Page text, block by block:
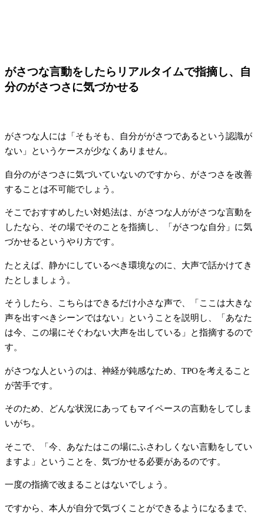
がさつな言動をしたらリアルタイムで指摘し、自
分のがさつさに気づかせる
がさつな人には「そもそも、自分ががさつであるという認識が
ない」というケースが少なくありません。
自分のがさつさに気づいていないのですから、がさつさを改善
することは不可能でしょう。
そこでおすすめしたい対処法は、がさつな人ががさつな言動を
したなら、その場でそのことを指摘し、「がさつな自分」に気
づかせるというやり方です。
たとえば、静かにしているべき環境なのに、大声で話かけてき
たとしましょう。
そうしたら、こちらはできるだけ小さな声で、「ここは大きな
声を出すべきシーンではない」ということを説明し、「あなた
は今、この場にそぐわない大声を出している」と指摘するので
す。
がさつな人というのは、神経が鈍感なため、TPOを考えること
が苦手です。
そのため、どんな状況にあってもマイペースの言動をしてしま
いがち。
そこで、「今、あなたはこの場にふさわしくない言動をしてい
ますよ」ということを、気づかせる必要があるのです。
一度の指摘で改まることはないでしょう。
ですから、本人が自分で気づくことができるようになるまで、